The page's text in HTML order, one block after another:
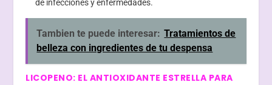
de infecciones y enfermedades.
Tambien te puede interesar: Tratamientos de
belleza con ingredientes de tu despensa
LICOPENO: EL ANTIOXIDANTE ESTRELLA PARA